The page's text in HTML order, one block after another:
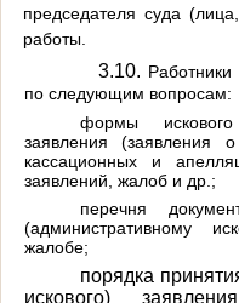
председателя суда
работы.
3.10.
по следующим вопросам:
формы искового
заявления (заявления
кассационных и
заявлений, жалоб и др.;
перечня
(административному
жалобе;
порядка
искового)